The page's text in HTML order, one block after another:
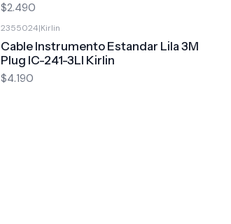
$2.490
2355024|Kirlin
Cable Instrumento Estandar Lila 3M
Plug IC-241-3LI Kirlin
$4.190